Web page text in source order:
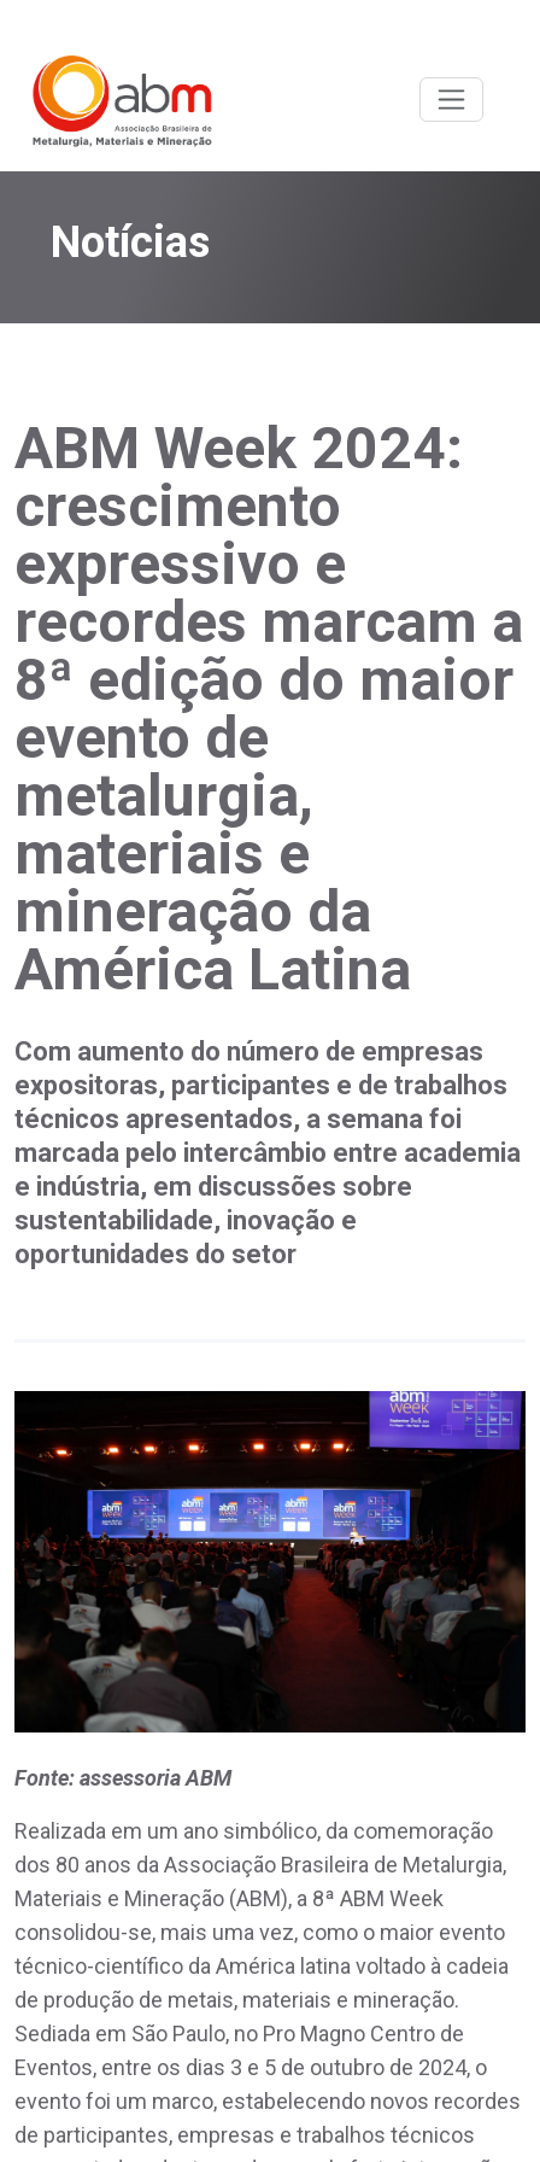
Notícias
ABM Week 2024:
crescimento
expressivo e
recordes marcam a
8ª edição do maior
evento de
metalurgia,
materiais e
mineração da
América Latina
Com aumento do número de empresas
expositoras, participantes e de trabalhos
técnicos apresentados, a semana foi
marcada pelo intercâmbio entre academia
e indústria, em discussões sobre
sustentabilidade, inovação e
oportunidades do setor
Fonte: assessoria ABM
Realizada em um ano simbólico, da comemoração
dos 80 anos da Associação Brasileira de Metalurgia,
Materiais e Mineração (ABM), a 8ª ABM Week
consolidou-se, mais uma vez, como o maior evento
técnico-científico da América latina voltado à cadeia
de produção de metais, materiais e mineração.
Sediada em São Paulo, no Pro Magno Centro de
Eventos, entre os dias 3 e 5 de outubro de 2024, o
evento foi um marco, estabelecendo novos recordes
de participantes, empresas e trabalhos técnicos